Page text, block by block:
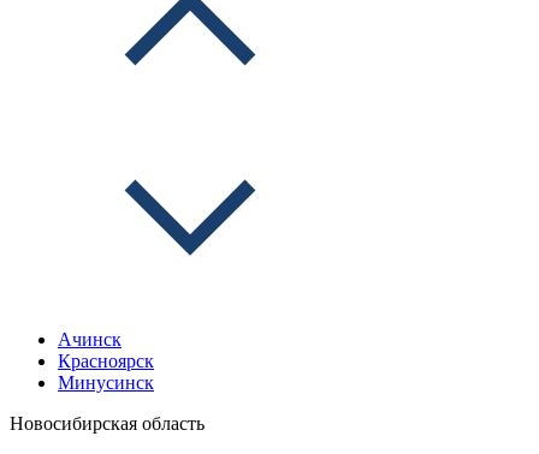
Ачинск
Красноярск
Минусинск
Новосибирская область